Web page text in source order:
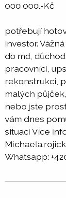
000 000.-Kč
potřebují
investor.
do md,
pracovníci,
rekonstrukci,
malých
nebo jste
vám dnes
situaci Více
Whatsapp: